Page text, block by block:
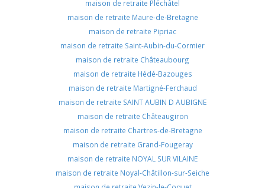
maison de retraite Pléchâtel
maison de retraite Maure-de-Bretagne
maison de retraite Pipriac
maison de retraite Saint-Aubin-du-Cormier
maison de retraite Châteaubourg
maison de retraite Hédé-Bazouges
maison de retraite Martigné-Ferchaud
maison de retraite SAINT AUBIN D AUBIGNE
maison de retraite Châteaugiron
maison de retraite Chartres-de-Bretagne
maison de retraite Grand-Fougeray
maison de retraite NOYAL SUR VILAINE
maison de retraite Noyal-Châtillon-sur-Seiche